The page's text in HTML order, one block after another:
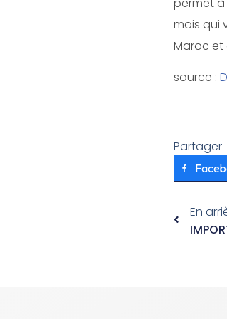
mois qui
Maroc et
source :
Partager
En